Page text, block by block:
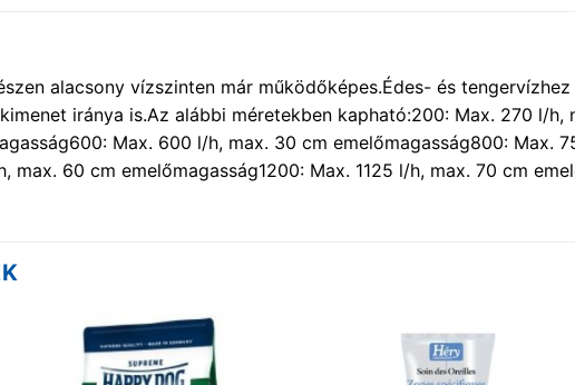
alacsony vízszinten már működőképes.Édes- és
iránya is.Az alábbi méretekben kapható:200: Max. 270 l/h,
Max. 600 l/h, max. 30 cm emelőmagasság800: Max.
max. 60 cm emelőmagasság1200: Max. 1125 l/h, max. 70 cm